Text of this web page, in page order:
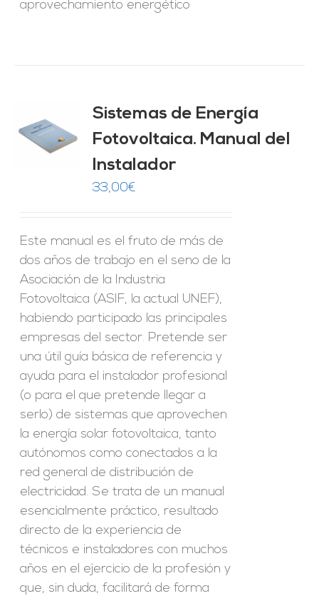
aprovechamiento energético
de 5
Sistemas de Energía
Fotovoltaica. Manual del
Instalador
33,00€
Este manual es el fruto de más de
dos años de trabajo en el seno de la
Asociación de la Industria
Fotovoltaica (ASIF, la actual UNEF),
habiendo participado las principales
empresas del sector. Pretende ser
una útil guía básica de referencia y
ayuda para el instalador profesional
(o para el que pretende llegar a
serlo) de sistemas que aprovechen
la energía solar fotovoltaica, tanto
autónomos como conectados a la
red general de distribución de
electricidad. Se trata de un manual
esencialmente práctico, resultado
directo de la experiencia de
técnicos e instaladores con muchos
años en el ejercicio de la profesión y
que, sin duda, facilitará de forma